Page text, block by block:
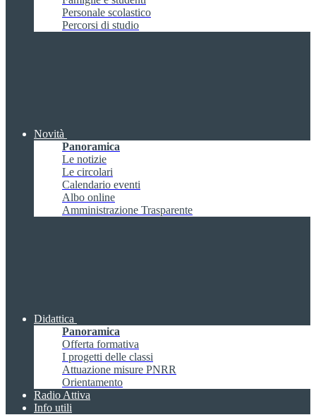
Personale scolastico
Percorsi di studio
Novità
Panoramica
Le notizie
Le circolari
Calendario eventi
Albo online
Amministrazione Trasparente
Didattica
Panoramica
Offerta formativa
I progetti delle classi
Attuazione misure PNRR
Orientamento
Radio Attiva
Info utili